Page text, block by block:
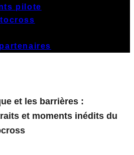
pilote
et les barrières :
et moments inédits du